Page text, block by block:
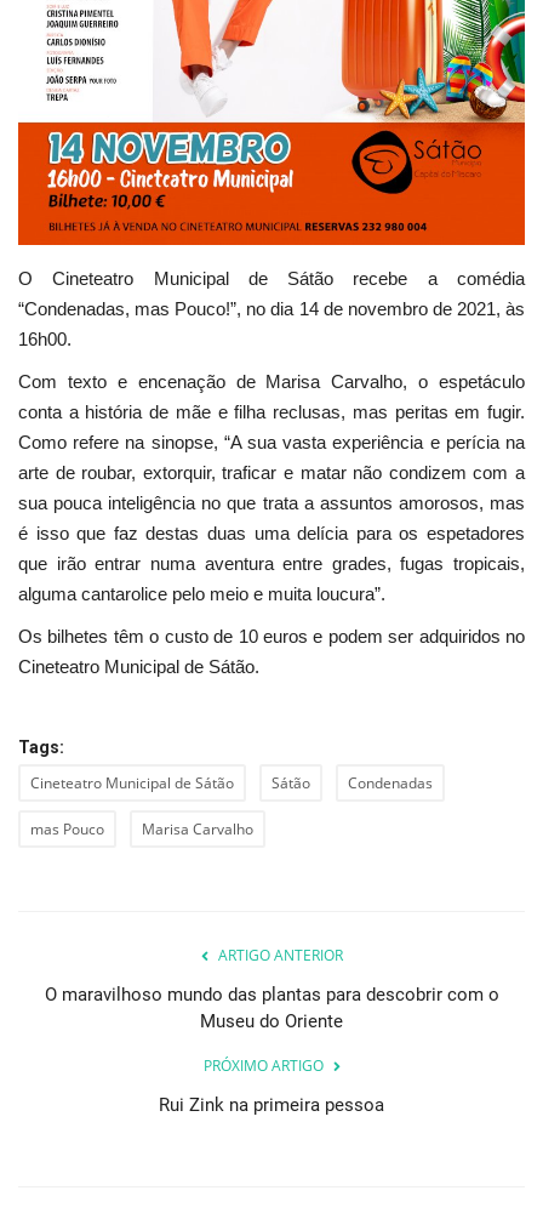
Ambiente
O Cineteatro Municipal de Sátão recebe a comédia
“Condenadas, mas Pouco!”, no dia 14 de novembro de 2021, às
16h00.
Com texto e encenação de Marisa Carvalho, o espetáculo
conta a história de mãe e filha reclusas, mas peritas em fugir.
Como refere na sinopse, “A sua vasta experiência e perícia na
arte de roubar, extorquir, traficar e matar não condizem com a
sua pouca inteligência no que trata a assuntos amorosos, mas
é isso que faz destas duas uma delícia para os espetadores
que irão entrar numa aventura entre grades, fugas tropicais,
alguma cantarolice pelo meio e muita loucura”.
Os bilhetes têm o custo de 10 euros e podem ser adquiridos no
Cineteatro Municipal de Sátão.
Tags:
Cineteatro Municipal de Sátão Sátão Condenadas
mas Pouco Marisa Carvalho
ARTIGO ANTERIOR
O maravilhoso mundo das plantas para descobrir com o
Museu do Oriente
PRÓXIMO ARTIGO
Rui Zink na primeira pessoa